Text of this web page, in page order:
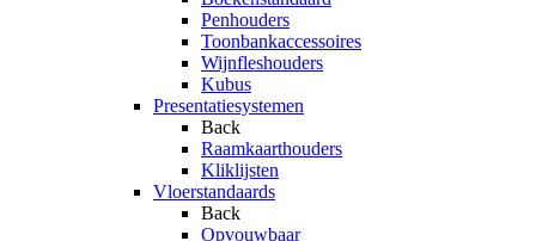
Penhouders
Toonbankaccessoires
Wijnfleshouders
Kubus
Presentatiesystemen
Back
Raamkaarthouders
Kliklijsten
Vloerstandaards
Back
Opvouwbaar